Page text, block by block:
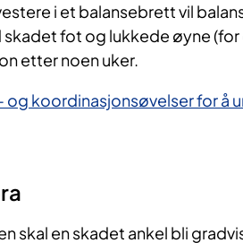
i et balansebrett vil
fot og lukkede øyne
etter noen uker.
og koordinasjonsøvelser for å
skal en skadet ankel bli